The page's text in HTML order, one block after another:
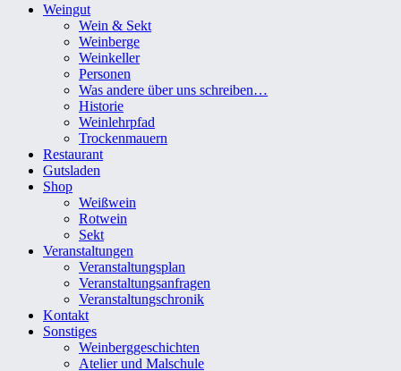
Weingut
Wein & Sekt
Weinberge
Weinkeller
Personen
Was andere über uns schreiben…
Historie
Weinlehrpfad
Trockenmauern
Restaurant
Gutsladen
Shop
Weißwein
Rotwein
Sekt
Veranstaltungen
Veranstaltungsplan
Veranstaltungsanfragen
Veranstaltungschronik
Kontakt
Sonstiges
Weinberggeschichten
Atelier und Malschule